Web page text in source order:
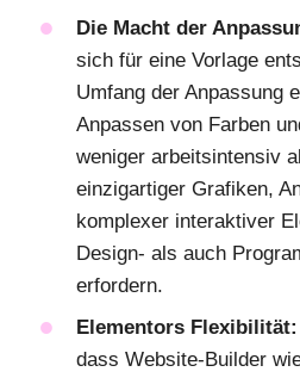
Die Macht der
sich für eine Vorlage
Umfang der Anpassung
Anpassen von Farben
weniger arbeitsintensiv
einzigartiger Grafiken,
komplexer interaktiver
Design- als auch
erfordern.
Elementors Flexibilität:
dass Website-Builder